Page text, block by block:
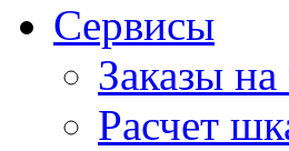
Сервисы
Заказы
Расчет